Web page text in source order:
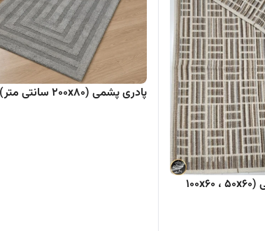
پادری گلیمی دوتایی (100x60 ، 50x60
پادری پشمی (200x80 سانتی متر)